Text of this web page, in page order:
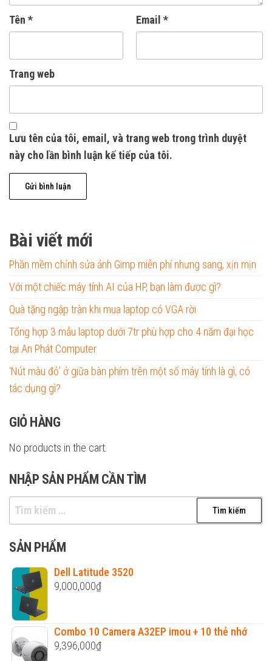
Tên * Email *
Trang web
Lưu tên của tôi, email, và trang web trong trình duyệt
này cho lần bình luận kế tiếp của tôi.
Bài viết mới
Phần mềm chỉnh sửa ảnh Gimp miễn phí nhưng sang, xịn mịn
Với một chiếc máy tính AI của HP, bạn làm được gì?
Quà tặng ngập tràn khi mua laptop có VGA rời
Tổng hợp 3 mẫu laptop dưới 7tr phù hợp cho 4 năm đại học
tại An Phát Computer
‘Nút màu đỏ’ ở giữa bàn phím trên một số máy tính là gì, có
tác dụng gì?
GIỎ HÀNG
No products in the cart.
NHẬP SẢN PHẨM CẦN TÌM
Tìm
kiếm
cho:
SẢN PHẨM
Dell Latitude 3520
9,000,000₫
Combo 10 Camera A32EP imou + 10 thẻ nhớ
9,396,000₫